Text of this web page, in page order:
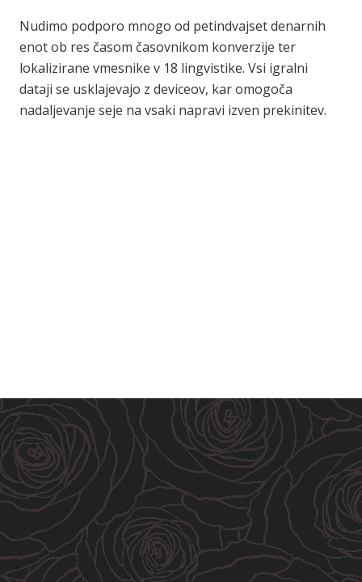
Nudimo podporo mnogo od petindvajset denarnih
enot ob res časom časovnikom konverzije ter
lokalizirane vmesnike v 18 lingvistike. Vsi igralni
dataji se usklajevajo z deviceov, kar omogoča
nadaljevanje seje na vsaki napravi izven prekinitev.